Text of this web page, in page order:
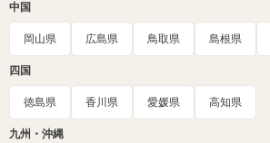
中国
岡山県 広島県 鳥取県 島根県
四国
徳島県 香川県 愛媛県 高知県
九州・沖縄